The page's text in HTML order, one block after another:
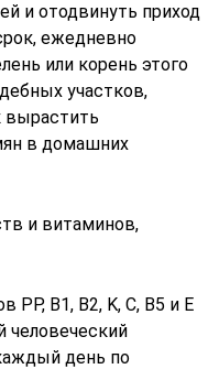
и отодвинуть приход
ежедневно
или корень этого
участков,
вырастить
в домашних
и витаминов,
B1, B2, K, C, B5 и E
человеческий
день по